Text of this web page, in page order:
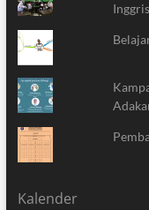
Inggris
Kalender